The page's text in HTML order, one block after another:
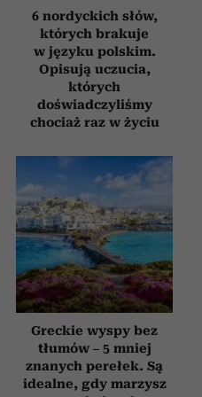
6 nordyckich słów,
których brakuje
w języku polskim.
Opisują uczucia,
których
doświadczyliśmy
chociaż raz w życiu
Greckie wyspy bez
tłumów – 5 mniej
znanych perełek. Są
idealne, gdy marzysz